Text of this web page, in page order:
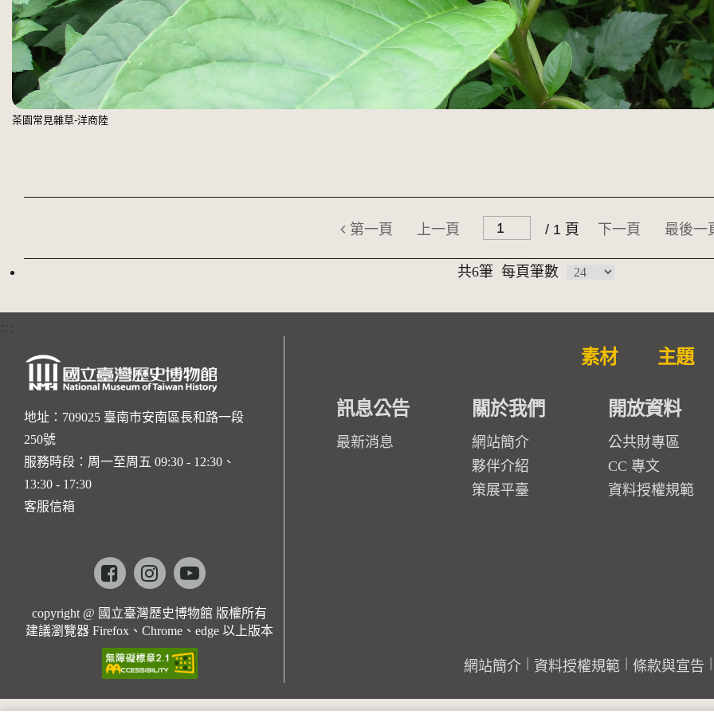
茶園常見雜草-洋商陸
第一頁 上一頁 / 1 頁 下一頁 最後一
共6筆 每頁筆數
:::
地址：709025 臺南市安南區長和路一段
250號
服務時段：周一至周五 09:30 - 12:30、
13:30 - 17:30
客服信箱
Facebookinstagramyoutube
copyright @ 國立臺灣歷史博物館 版權所有
建議瀏覽器 Firefox、Chrome、edge 以上版本
素材 主題
訊息公告
最新消息
關於我們
網站簡介
夥伴介紹
策展平臺
開放資料
公共財專區
CC 專文
資料授權規範
網站簡介 資料授權規範 條款與宣告